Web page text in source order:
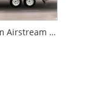
Alumínium Airstream Food Truck